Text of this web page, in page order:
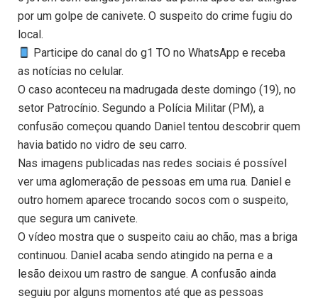
por um golpe de canivete. O suspeito do crime fugiu do
local.
Participe do canal do g1 TO no WhatsApp e receba
as notícias no celular.
O caso aconteceu na madrugada deste domingo (19), no
setor Patrocínio. Segundo a Polícia Militar (PM), a
confusão começou quando Daniel tentou descobrir quem
havia batido no vidro de seu carro.
Nas imagens publicadas nas redes sociais é possível
ver uma aglomeração de pessoas em uma rua. Daniel e
outro homem aparece trocando socos com o suspeito,
que segura um canivete.
O vídeo mostra que o suspeito caiu ao chão, mas a briga
continuou. Daniel acaba sendo atingido na perna e a
lesão deixou um rastro de sangue. A confusão ainda
seguiu por alguns momentos até que as pessoas